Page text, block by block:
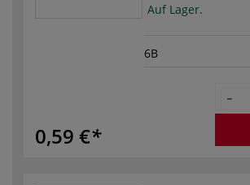
Auf Lager.
6B
0,59 €
-